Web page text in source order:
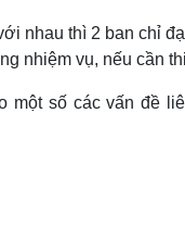
nhau thì 2 ban chỉ
nhiệm vụ, nếu cần
số các vấn đề